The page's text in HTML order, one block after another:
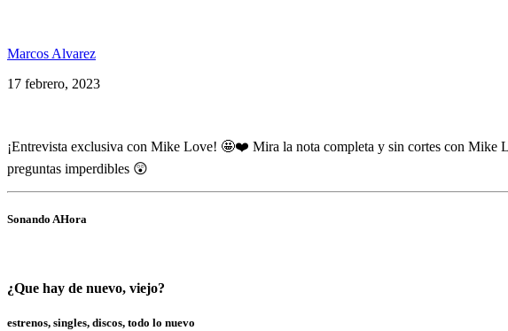
Marcos Alvarez
17 febrero, 2023
¡Entrevista exclusiva con Mike Love! 🤩❤️ Mira la nota completa y sin cortes con Mike
preguntas imperdibles 😲
Sonando AHora
¿Que hay de nuevo, viejo?
estrenos, singles, discos, todo lo nuevo